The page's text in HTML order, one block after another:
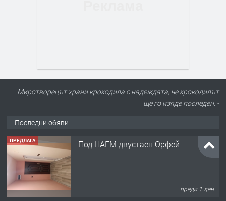
Миротворецът храни крокодила с надеждата, че крокодилът
ще го изяде последен. -
Последни обяви
ПРЕДЛАГА Под НАЕМ двустаен Орфей
преди 1 ден